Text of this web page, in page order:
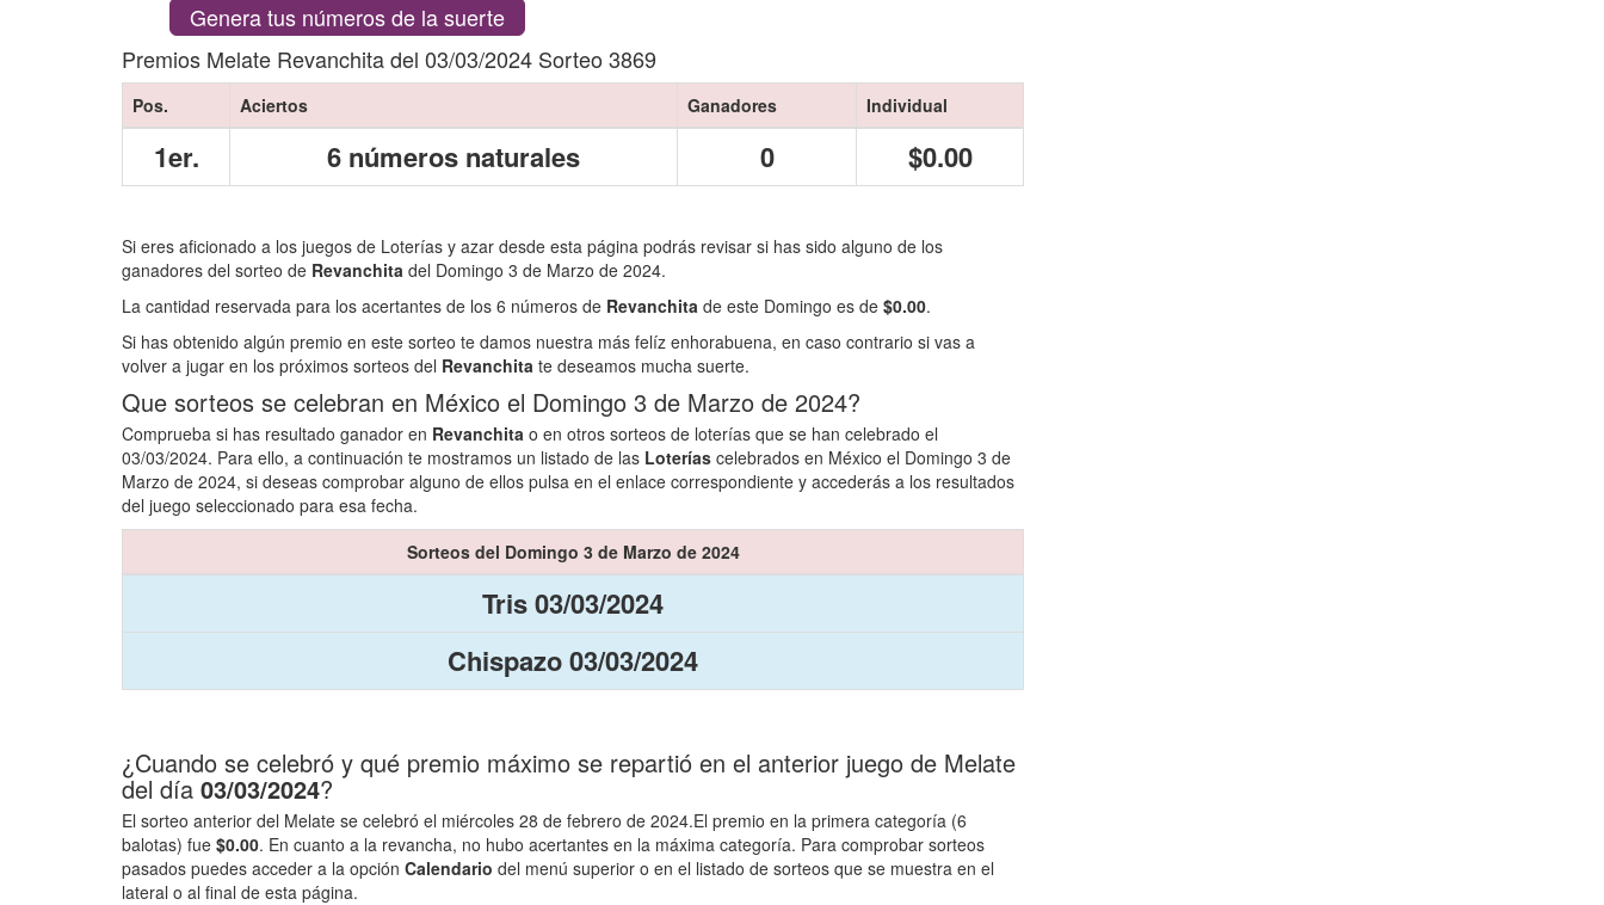
Genera tus números de la suerte
Premios Melate Revanchita del 03/03/2024 Sorteo 3869
Pos. Aciertos Ganadores Individual
1er. 6 números naturales 0 $0.00
Si eres aficionado a los juegos de Loterías y azar desde esta página podrás revisar si has sido alguno de los
ganadores del sorteo de Revanchita del Domingo 3 de Marzo de 2024.
La cantidad reservada para los acertantes de los 6 números de Revanchita de este Domingo es de $0.00.
Si has obtenido algún premio en este sorteo te damos nuestra más felíz enhorabuena, en caso contrario si vas a
volver a jugar en los próximos sorteos del Revanchita te deseamos mucha suerte.
Que sorteos se celebran en México el Domingo 3 de Marzo de 2024?
Comprueba si has resultado ganador en Revanchita o en otros sorteos de loterías que se han celebrado el
03/03/2024. Para ello, a continuación te mostramos un listado de las Loterías celebrados en México el Domingo 3 de
Marzo de 2024, si deseas comprobar alguno de ellos pulsa en el enlace correspondiente y accederás a los resultados
del juego seleccionado para esa fecha.
Sorteos del Domingo 3 de Marzo de 2024
Tris 03/03/2024
Chispazo 03/03/2024
¿Cuando se celebró y qué premio máximo se repartió en el anterior juego de Melate
del día 03/03/2024?
El sorteo anterior del Melate se celebró el miércoles 28 de febrero de 2024.El premio en la primera categoría (6
balotas) fue $0.00. En cuanto a la revancha, no hubo acertantes en la máxima categoría. Para comprobar sorteos
pasados puedes acceder a la opción Calendario del menú superior o en el listado de sorteos que se muestra en el
lateral o al final de esta página.